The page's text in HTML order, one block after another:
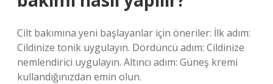
Cilt bakımına yeni başlayanlar için öneriler: İlk adım:
Cildinize tonik uygulayın. Dördüncü adım: Cildinize
nemlendirici uygulayın. Altıncı adım: Güneş kremi
kullandığınızdan emin olun.